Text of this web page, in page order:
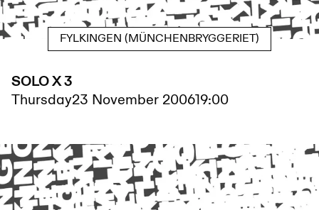
FYLKINGEN (MÜNCHENBRYGGERIET)
SOLO X 3
Thursday23 November 200619:00